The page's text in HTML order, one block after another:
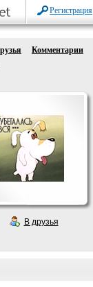
Регистрация
Комментарии
В друзья